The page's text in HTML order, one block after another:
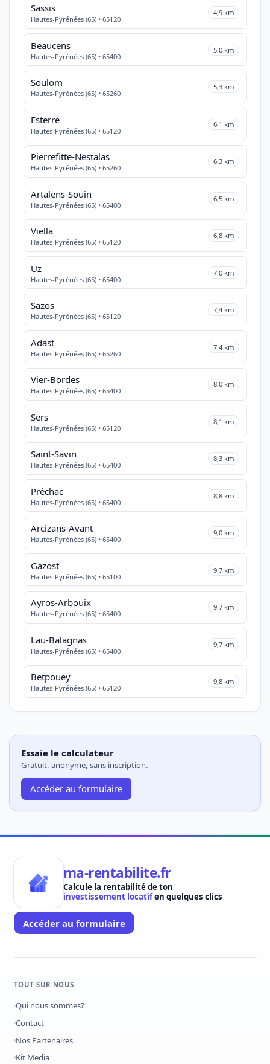
Sassis
Hautes-Pyrénées (65) • 65120
4,9 km
Beaucens
Hautes-Pyrénées (65) • 65400
5,0 km
Soulom
Hautes-Pyrénées (65) • 65260
5,3 km
Esterre
Hautes-Pyrénées (65) • 65120
6,1 km
Pierrefitte-Nestalas
Hautes-Pyrénées (65) • 65260
6,3 km
Artalens-Souin
Hautes-Pyrénées (65) • 65400
6,5 km
Viella
Hautes-Pyrénées (65) • 65120
6,8 km
Uz
Hautes-Pyrénées (65) • 65400
7,0 km
Sazos
Hautes-Pyrénées (65) • 65120
7,4 km
Adast
Hautes-Pyrénées (65) • 65260
7,4 km
Vier-Bordes
Hautes-Pyrénées (65) • 65400
8,0 km
Sers
Hautes-Pyrénées (65) • 65120
8,1 km
Saint-Savin
Hautes-Pyrénées (65) • 65400
8,3 km
Préchac
Hautes-Pyrénées (65) • 65400
8,8 km
Arcizans-Avant
Hautes-Pyrénées (65) • 65400
9,0 km
Gazost
Hautes-Pyrénées (65) • 65100
9,7 km
Ayros-Arbouix
Hautes-Pyrénées (65) • 65400
9,7 km
Lau-Balagnas
Hautes-Pyrénées (65) • 65400
9,7 km
Betpouey
Hautes-Pyrénées (65) • 65120
9,8 km
Essaie le calculateur
Gratuit, anonyme, sans inscription.
Accéder au formulaire
ma-rentabilite.fr
Calcule la rentabilité de ton
investissement locatifen quelques clics
Accéder au formulaire
TOUT SUR NOUS
Qui nous sommes?
Contact
Nos Partenaires
Kit Media